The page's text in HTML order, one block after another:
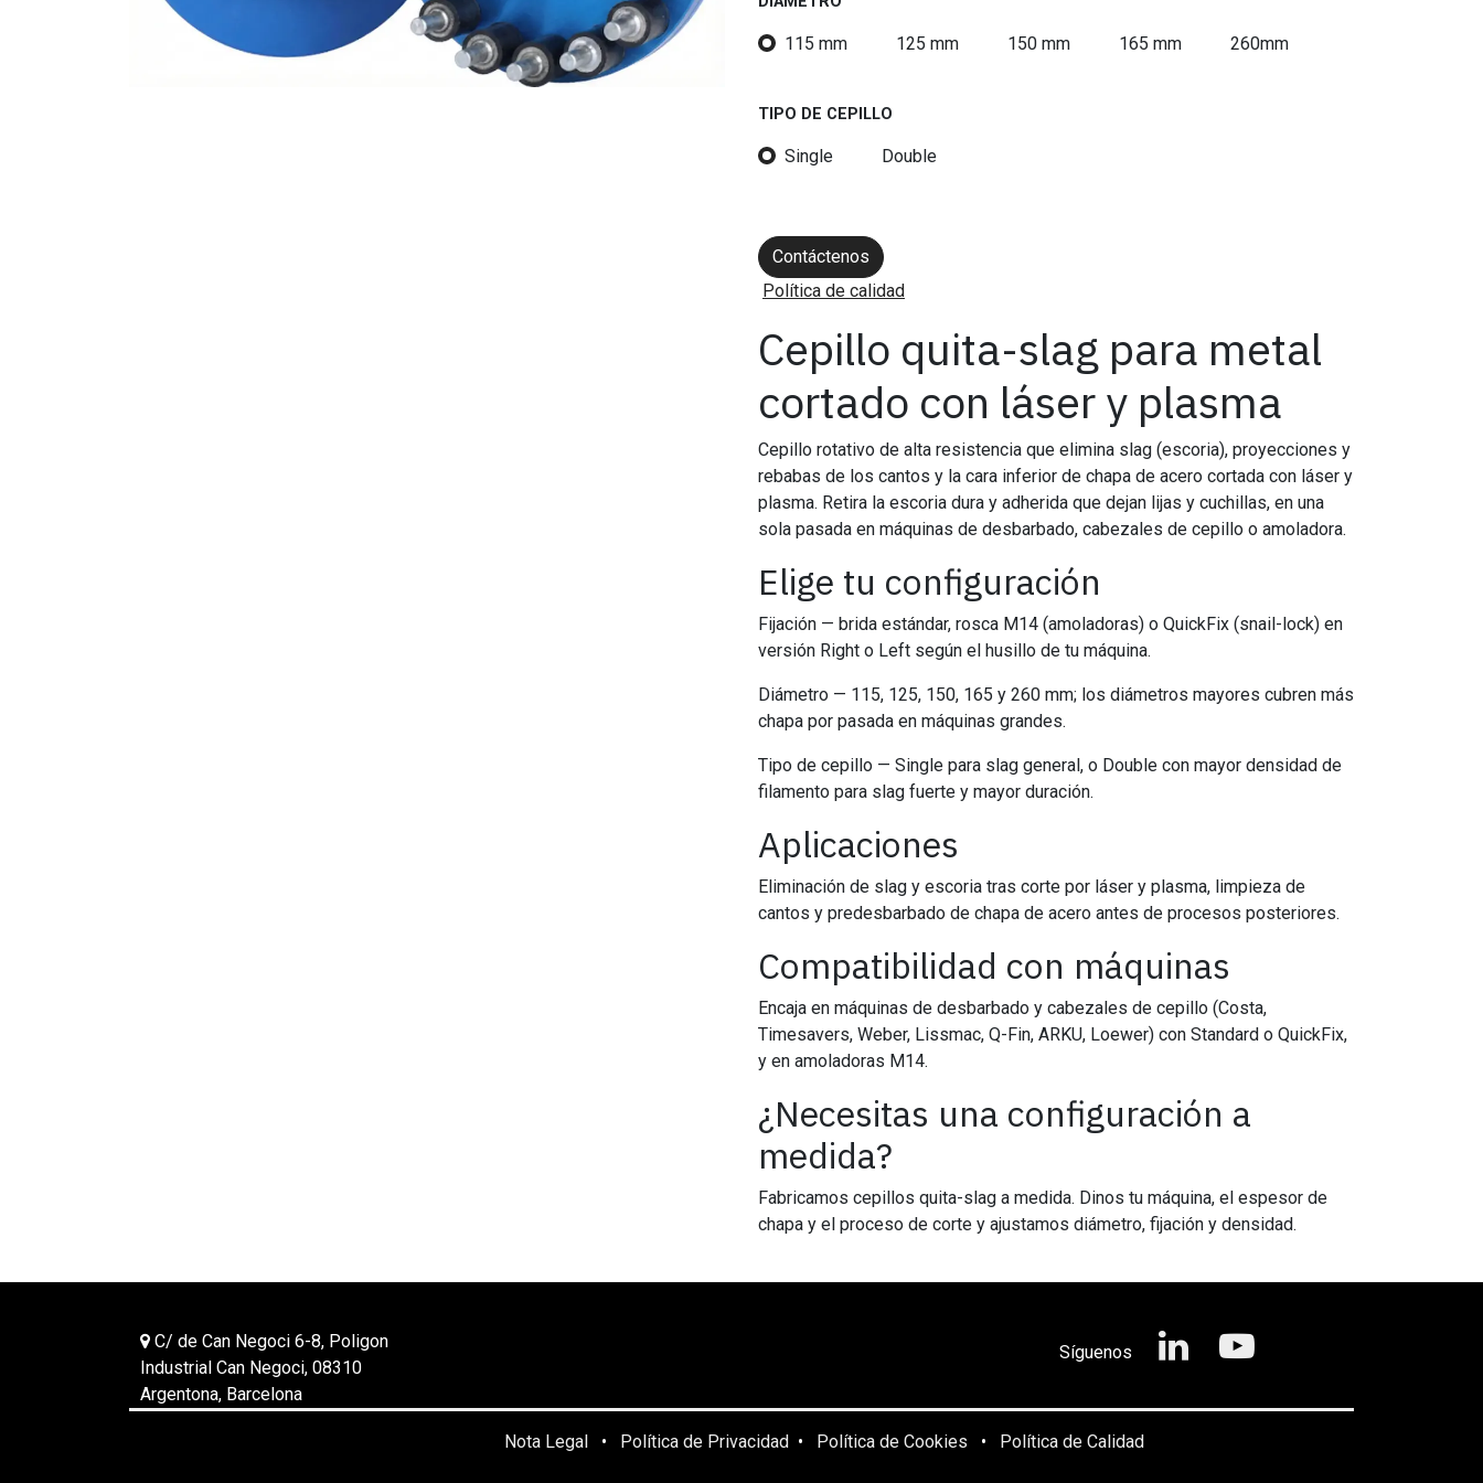
115 mm 125 mm 150 mm 165 mm 260mm
TIPO DE CEPILLO
Single Double
Contáctenos
Política de calidad
Cepillo quita-slag para metal
cortado con láser y plasma
Cepillo rotativo de alta resistencia que elimina slag (escoria), proyecciones y
rebabas de los cantos y la cara inferior de chapa de acero cortada con láser y
plasma. Retira la escoria dura y adherida que dejan lijas y cuchillas, en una
sola pasada en máquinas de desbarbado, cabezales de cepillo o amoladora.
Elige tu configuración
Fijación — brida estándar, rosca M14 (amoladoras) o QuickFix (snail-lock) en
versión Right o Left según el husillo de tu máquina.
Diámetro — 115, 125, 150, 165 y 260 mm; los diámetros mayores cubren más
chapa por pasada en máquinas grandes.
Tipo de cepillo — Single para slag general, o Double con mayor densidad de
filamento para slag fuerte y mayor duración.
Aplicaciones
Eliminación de slag y escoria tras corte por láser y plasma, limpieza de
cantos y predesbarbado de chapa de acero antes de procesos posteriores.
Compatibilidad con máquinas
Encaja en máquinas de desbarbado y cabezales de cepillo (Costa,
Timesavers, Weber, Lissmac, Q-Fin, ARKU, Loewer) con Standard o QuickFix,
y en amoladoras M14.
¿Necesitas una configuración a
medida?
Fabricamos cepillos quita-slag a medida. Dinos tu máquina, el espesor de
chapa y el proceso de corte y ajustamos diámetro, fijación y densidad.
C/ de Can Negoci 6-8, Poligon
Industrial Can Negoci, 08310
Argentona, Barcelona
Síguenos
Nota Legal • Política de Privacidad • Política de Cookies • Política de Calidad